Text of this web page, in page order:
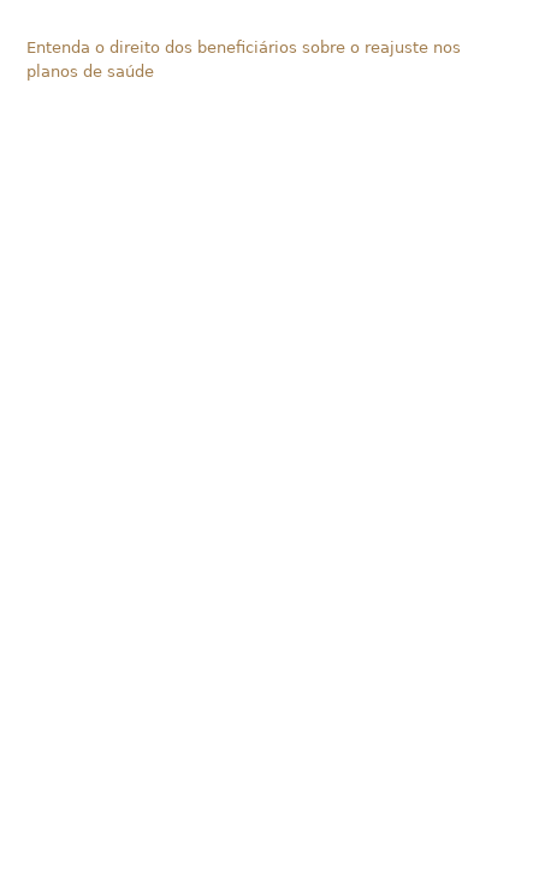
Entenda o direito dos beneficiários sobre o reajuste nos
planos de saúde